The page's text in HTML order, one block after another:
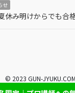
せ
休み明けからでも合
© 2023 GUN-JYUKU.COM